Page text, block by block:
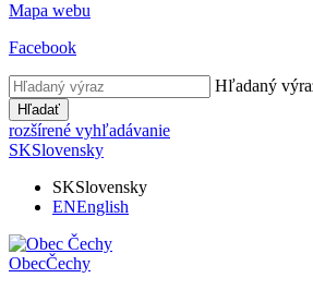
Mapa webu
Facebook
Hľadaný
Hľadať
rozšírené vyhľadávanie
SKSlovensky
SKSlovensky
ENEnglish
ObecČechy